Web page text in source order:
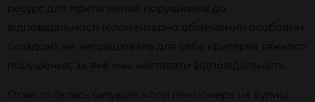
ресурс для притягнення порушників до
відповідальності (елементарно обмежений особовим
складом), не напрацювала для себе критеріїв тяжкості
порушення, за яке має наставати відповідальність.
Отже, склалась ситуація, коли пенсіонера на вулиці